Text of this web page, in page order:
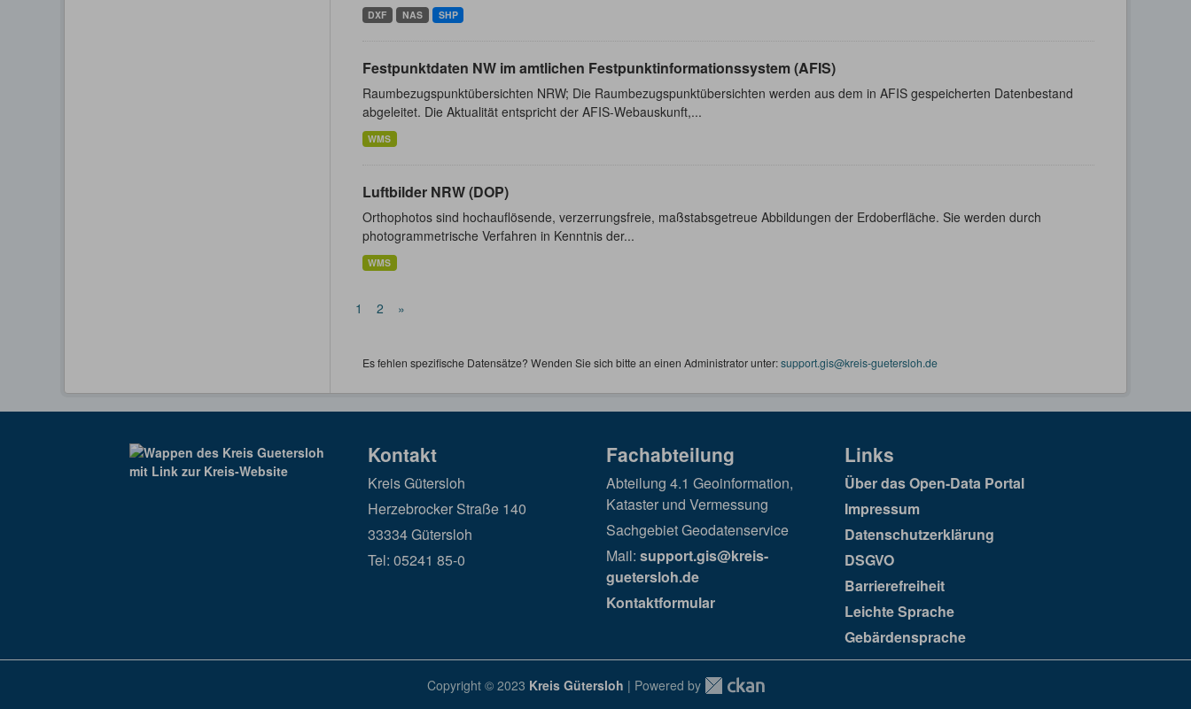
DXF NAS SHP
Festpunktdaten NW im amtlichen Festpunktinformationssystem (AFIS)
Raumbezugspunktübersichten NRW; Die Raumbezugspunktübersichten werden aus dem in AFIS gespeicherten Datenbestand
abgeleitet. Die Aktualität entspricht der AFIS-Webauskunft,...
WMS
Luftbilder NRW (DOP)
Orthophotos sind hochauflösende, verzerrungsfreie, maßstabsgetreue Abbildungen der Erdoberfläche. Sie werden durch
photogrammetrische Verfahren in Kenntnis der...
WMS
1 2 »
Es fehlen spezifische Datensätze? Wenden Sie sich bitte an einen Administrator unter:support.gis@kreis-guetersloh.de
Kontakt
Kreis Gütersloh
Herzebrocker Straße 140
33334 Gütersloh
Tel: 05241 85-0
Fachabteilung
Abteilung 4.1 Geoinformation,
Kataster und Vermessung
Sachgebiet Geodatenservice
Mail: support.gis@kreis-
guetersloh.de
Kontaktformular
Links
Über das Open-Data Portal
Impressum
Datenschutzerklärung
DSGVO
Barrierefreiheit
Leichte Sprache
Gebärdensprache
Copyright © 2023 Kreis Gütersloh | Powered by